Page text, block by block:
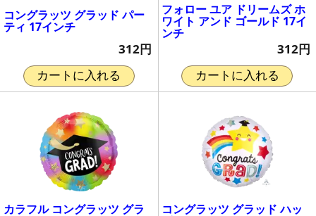
コングラッツ グラッド パー
ティ 17インチ
312円
カートに入れる
フォロー ユア ドリームズ ホ
ワイト アンド ゴールド 17イ
ンチ
312円
カートに入れる
カラフル コングラッツ グラ コングラッツ グラッド ハッ